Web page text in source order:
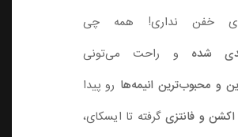
خفن نداری! همه چی
شده و راحت می‌تونی
و محبوب‌ترین انیمه‌ها رو پیدا
اکشن و فانتزیگرفته تا ایسکای،